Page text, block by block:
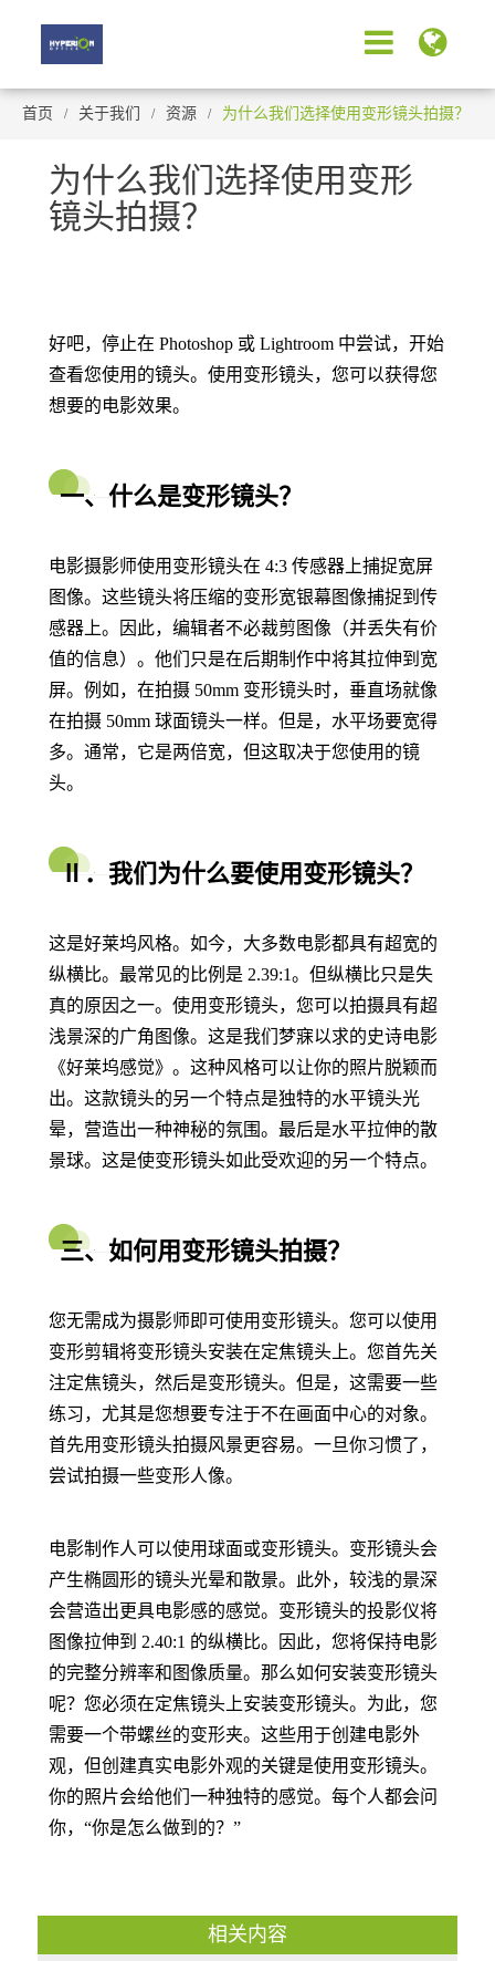
首页 关于我们 资源 为什么我们选择使用变形镜头拍摄？
为什么我们选择使用变形
镜头拍摄？
好吧，停止在 Photoshop 或 Lightroom 中尝试，开始
查看您使用的镜头。使用变形镜头，您可以获得您
想要的电影效果。
一、什么是变形镜头？
电影摄影师使用变形镜头在 4:3 传感器上捕捉宽屏
图像。这些镜头将压缩的变形宽银幕图像捕捉到传
感器上。因此，编辑者不必裁剪图像（并丢失有价
值的信息）。他们只是在后期制作中将其拉伸到宽
屏。例如，在拍摄 50mm 变形镜头时，垂直场就像
在拍摄 50mm 球面镜头一样。但是，水平场要宽得
多。通常，它是两倍宽，但这取决于您使用的镜
头。
Ⅱ．我们为什么要使用变形镜头？
这是好莱坞风格。如今，大多数电影都具有超宽的
纵横比。最常见的比例是 2.39:1。但纵横比只是失
真的原因之一。使用变形镜头，您可以拍摄具有超
浅景深的广角图像。这是我们梦寐以求的史诗电影
《好莱坞感觉》。这种风格可以让你的照片脱颖而
出。这款镜头的另一个特点是独特的水平镜头光
晕，营造出一种神秘的氛围。最后是水平拉伸的散
景球。这是使变形镜头如此受欢迎的另一个特点。
三、如何用变形镜头拍摄？
您无需成为摄影师即可使用变形镜头。您可以使用
变形剪辑将变形镜头安装在定焦镜头上。您首先关
注定焦镜头，然后是变形镜头。但是，这需要一些
练习，尤其是您想要专注于不在画面中心的对象。
首先用变形镜头拍摄风景更容易。一旦你习惯了，
尝试拍摄一些变形人像。
电影制作人可以使用球面或变形镜头。变形镜头会
产生椭圆形的镜头光晕和散景。此外，较浅的景深
会营造出更具电影感的感觉。变形镜头的投影仪将
图像拉伸到 2.40:1 的纵横比。因此，您将保持电影
的完整分辨率和图像质量。那么如何安装变形镜头
呢？您必须在定焦镜头上安装变形镜头。为此，您
需要一个带螺丝的变形夹。这些用于创建电影外
观，但创建真实电影外观的关键是使用变形镜头。
你的照片会给他们一种独特的感觉。每个人都会问
你，“你是怎么做到的？”
相关内容